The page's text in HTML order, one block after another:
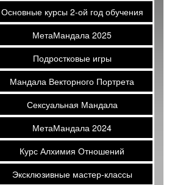
Основные курсы 2-ой год обучения
МетаМандала 2025
Подростковые игры
Мандала Векторного Портрета
Сексуальная Мандала
МетаМандала 2024
Курс Алхимия Отношений
Эксклюзивные мастер-классы